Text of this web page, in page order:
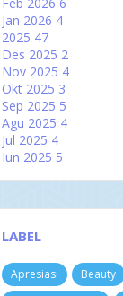
Feb 2026 6
Jan 2026 4
2025 47
Des 2025 2
Nov 2025 4
Okt 2025 3
Sep 2025 5
Agu 2025 4
Jul 2025 4
Jun 2025 5
Mar 20256
Jan 2025
202460
Des 2024 3
LABEL
Apresiasi Beauty